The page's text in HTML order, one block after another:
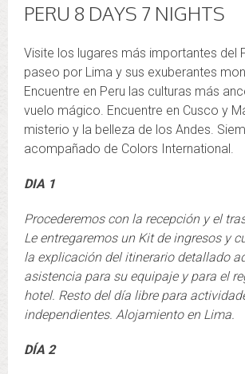
PERU 8 DAYS 7 NIGHTS
Visite los lugares más importantes del
paseo por Lima y sus exuberantes
Encuentre en Peru las culturas más
vuelo mágico. Encuentre en Cusco y
misterio y la belleza de los Andes.
acompañado de Colors International.
DIA 1
Procederemos con la recepción y el
Le entregaremos un Kit de ingresos y
la explicación del itinerario detallado
asistencia para su equipaje y para el
hotel. Resto del día libre para
independientes. Alojamiento en Lima.
DÍA 2